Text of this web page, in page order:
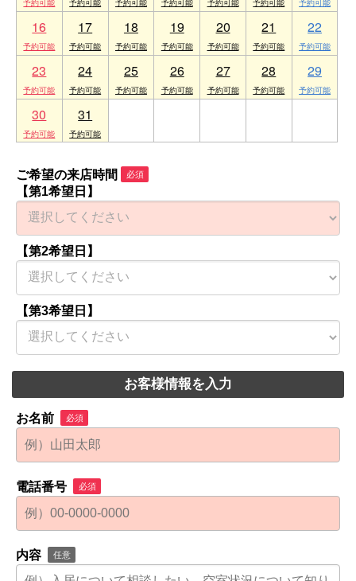
16 17 18 19 20 21 22
23 24 25 26 27 28 29
30 31
ご希望の来店時間 必須
【第1希望日】
【第2希望日】
【第3希望日】
お客様情報を入力
お名前 必須
電話番号 必須
内容 任意